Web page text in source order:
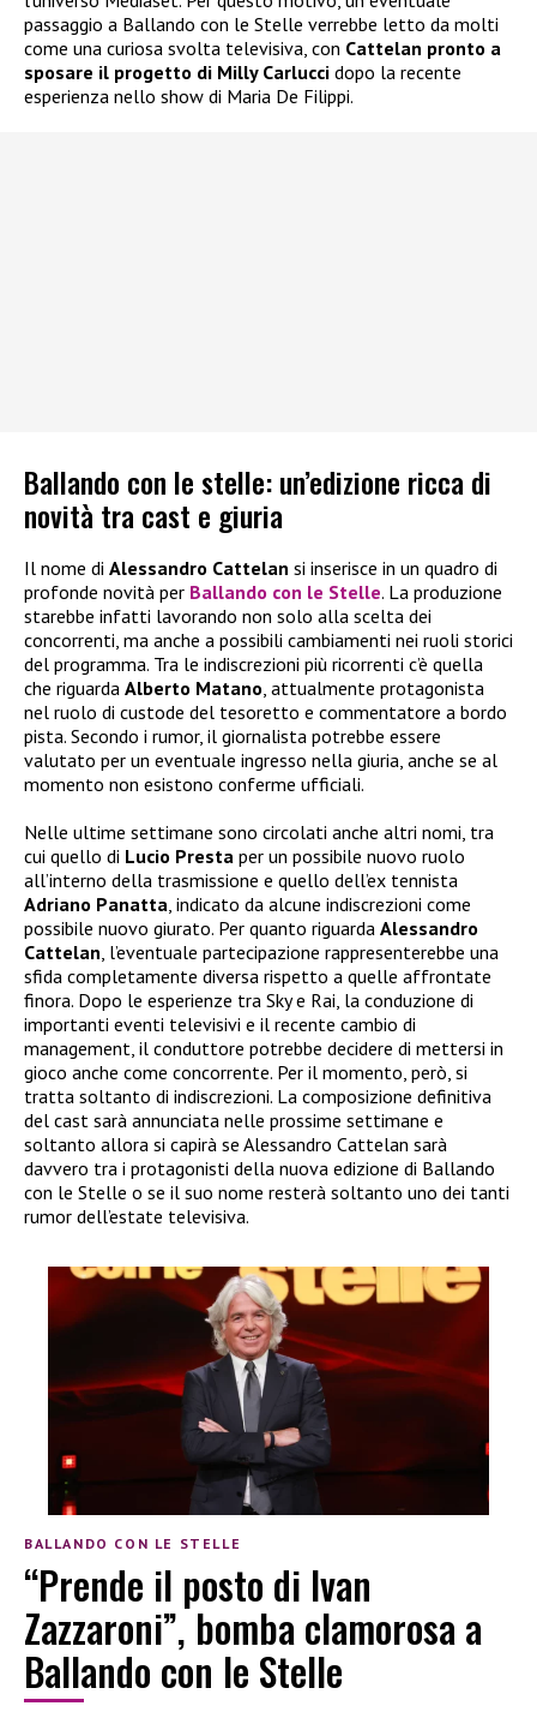
passaggio a Ballando con le Stelle verrebbe letto da molti
come una curiosa svolta televisiva, con Cattelan pronto a
sposare il progetto di Milly Carlucci dopo la recente
esperienza nello show di Maria De Filippi.
Ballando con le stelle: un’edizione ricca di
novità tra cast e giuria
Il nome di Alessandro Cattelan si inserisce in un quadro di
profonde novità per Ballando con le Stelle. La produzione
starebbe infatti lavorando non solo alla scelta dei
concorrenti, ma anche a possibili cambiamenti nei ruoli storici
del programma. Tra le indiscrezioni più ricorrenti c’è quella
che riguarda Alberto Matano , attualmente protagonista
nel ruolo di custode del tesoretto e commentatore a bordo
pista. Secondo i rumor, il giornalista potrebbe essere
valutato per un eventuale ingresso nella giuria, anche se al
momento non esistono conferme ufficiali.
Nelle ultime settimane sono circolati anche altri nomi, tra
cui quello di Lucio Presta per un possibile nuovo ruolo
all’interno della trasmissione e quello dell’ex tennista
Adriano Panatta , indicato da alcune indiscrezioni come
possibile nuovo giurato. Per quanto riguarda Alessandro
Cattelan , l’eventuale partecipazione rappresenterebbe una
sfida completamente diversa rispetto a quelle affrontate
finora. Dopo le esperienze tra Sky e Rai, la conduzione di
importanti eventi televisivi e il recente cambio di
management, il conduttore potrebbe decidere di mettersi in
gioco anche come concorrente. Per il momento, però, si
tratta soltanto di indiscrezioni. La composizione definitiva
del cast sarà annunciata nelle prossime settimane e
soltanto allora si capirà se Alessandro Cattelan sarà
davvero tra i protagonisti della nuova edizione di Ballando
con le Stelle o se il suo nome resterà soltanto uno dei tanti
rumor dell’estate televisiva.
BALLANDO CON LE STELLE
“Prende il posto di Ivan
Zazzaroni”, bomba clamorosa a
Ballando con le Stelle